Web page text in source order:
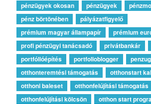
pénzügyek okosan
pénzügyek
pénz börtönében
pályázatfigyelő
prémium magyar állampapír
prémium
profi pénzügyi tanácsadó
privátbankár
portfólióépítés
portfolioblogger
otthonteremtési támogatás
otthonstart
otthoni baleset
otthonfelújítási támogatás
otthonfelújítási kölcsön
otthon start